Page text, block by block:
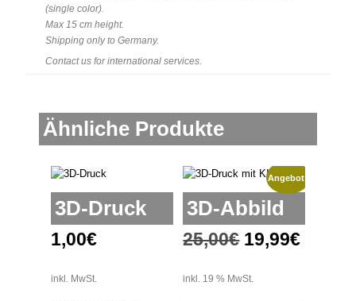
(single color).
Max 15 cm height.
Shipping only to Germany.
Contact us for international services.
Ähnliche Produkte
3D-Druck
1,00€
inkl. MwSt.
Angebot!
3D-Abbild
25,00€ 19,99€
inkl. 19 % MwSt.